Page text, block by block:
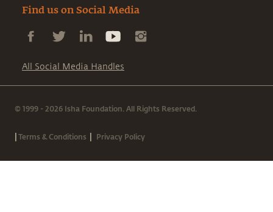
Find us on Social Media
All Social Media Handles
© 1999 - 2026 Isha Foundation. All Rights Reserved.
|Terms & Conditions | Privacy Policy